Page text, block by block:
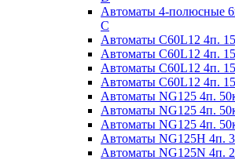
Автоматы 4-полюсные
С
Автоматы C60L12 4п.
Автоматы C60L12 4п.
Автоматы C60L12 4п.
Автоматы C60L12 4п.
Автоматы NG125 4п.
Автоматы NG125 4п.
Автоматы NG125 4п.
Автоматы NG125H 4п.
Автоматы NG125N 4п.